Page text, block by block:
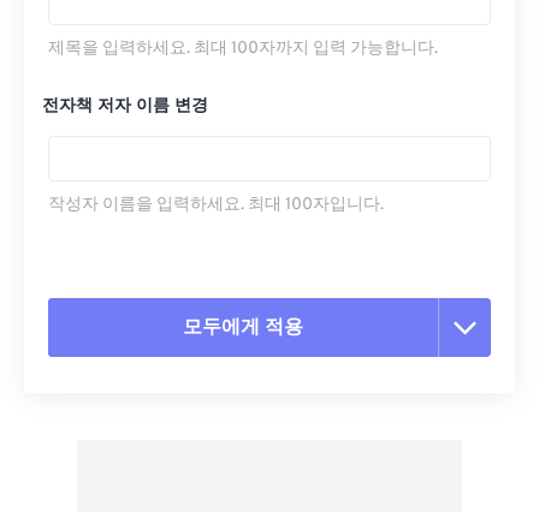
제목을 입력하세요. 최대 100자까지 입력 가능합니다.
전자책 저자 이름 변경
작성자 이름을 입력하세요. 최대 100자입니다.
모두에게 적용